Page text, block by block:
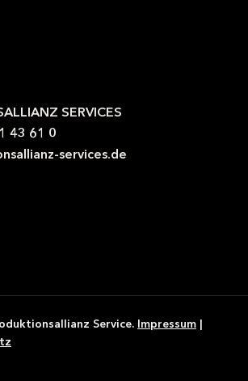
Sie uns gerne.
SERVICES
43 61 0
services.de
Service. Impressum |